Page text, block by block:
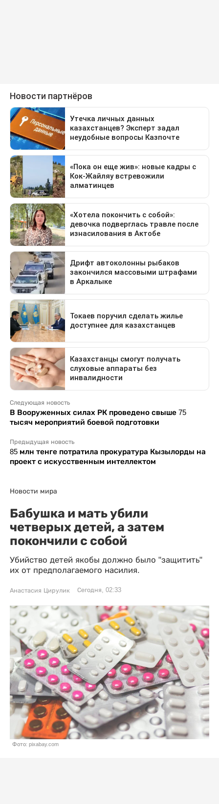
Следующая новость
В Вооруженных силах РК проведено свыше 75
тысяч мероприятий боевой подготовки
Предыдущая новость
85 млн тенге потратила прокуратура Кызылорды на
проект с искусственным интеллектом
Новости мира
Бабушка и мать убили
четверых детей, а затем
покончили с собой
Убийство детей якобы должно было "защитить"
их от предполагаемого насилия.
Анастасия Цирулик Сегодня, 02:33
Фото: pixabay.com